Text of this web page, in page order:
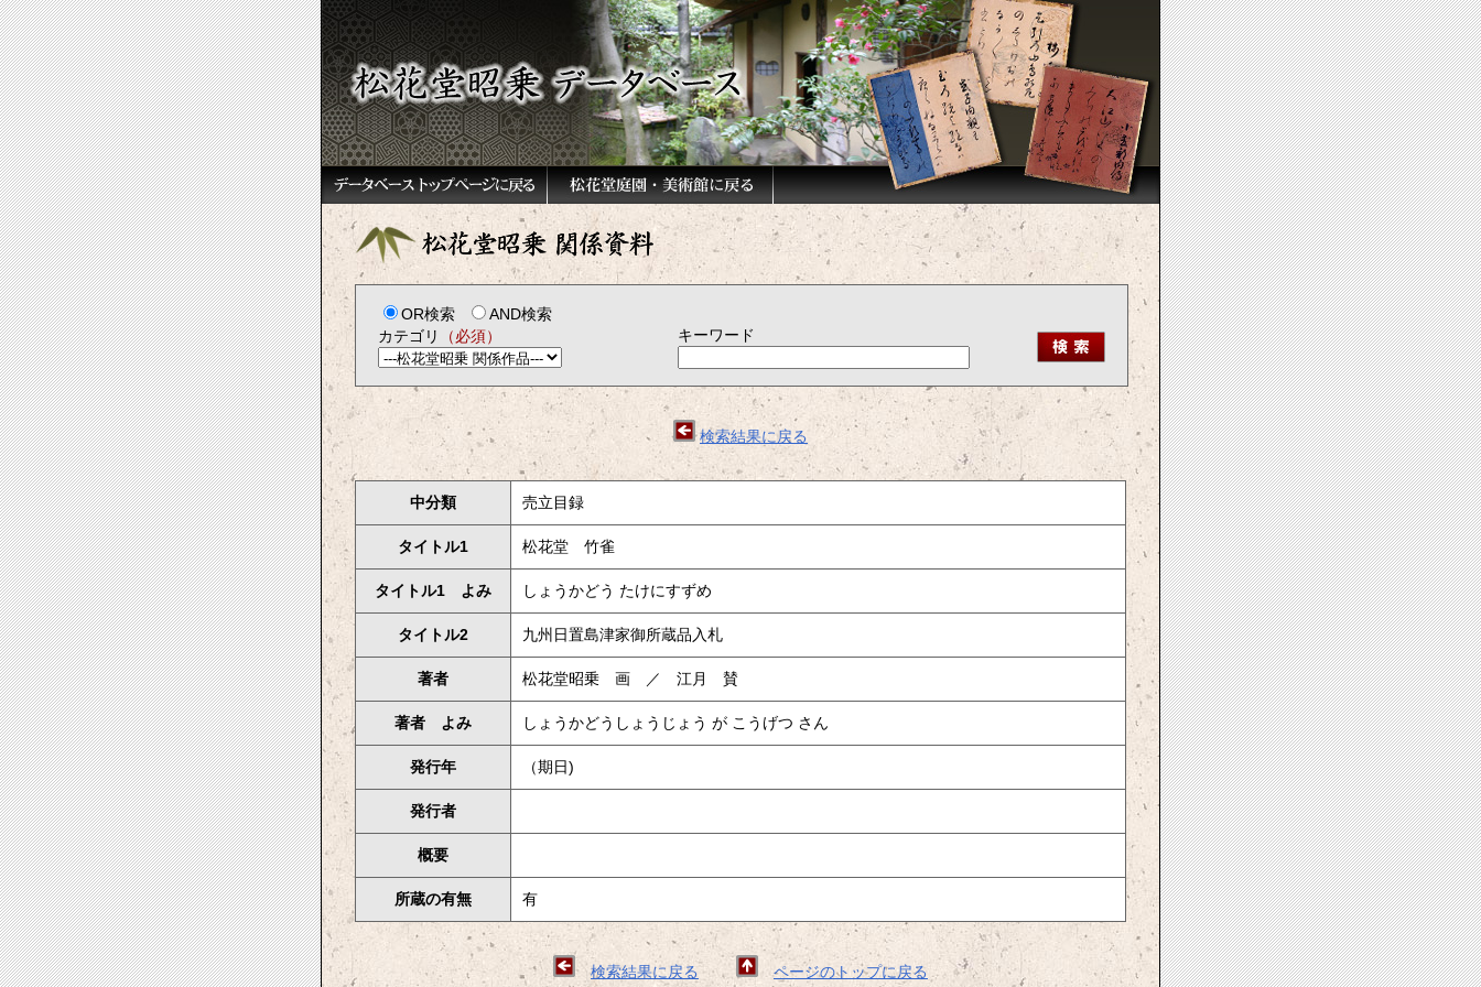
OR検索
AND検索
カテゴリ
（必須） キーワード
検索結果に戻る
中分類 売立目録
タイトル1 松花堂 竹雀
タイトル1 よみ しょうかどう たけにすずめ
タイトル2 九州日置島津家御所蔵品入札
著者 松花堂昭乗 画 ／ 江月 賛
著者 よみ しょうかどうしょうじょう が こうげつ さん
発行年 （期日)
発行者
概要
所蔵の有無 有
検索結果に戻る ページのトップに戻る